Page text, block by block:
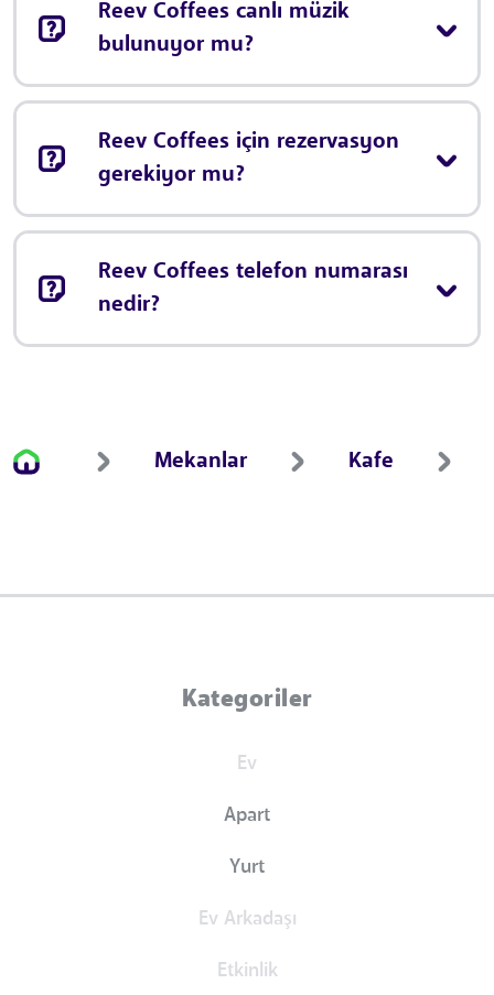
Reev Coffees canlı müzik
bulunuyor mu?
Reev Coffees için rezervasyon
gerekiyor mu?
Reev Coffees telefon numarası
nedir?
Mekanlar Kafe
Kategoriler
Ev
Apart
Yurt
Ev Arkadaşı
Etkinlik